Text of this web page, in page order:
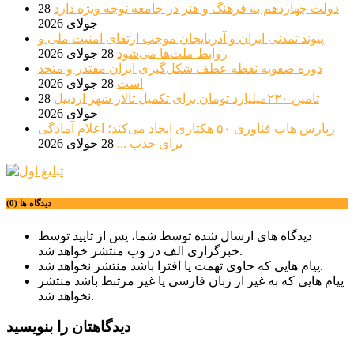
دولت چهاردهم به فرهنگ و هنر در جامعه توجه ویژه دارد 28
جولای 2026
پیوند تمدنی ایران و آذربایجان موجب ارتقای امنیت ملی و
روابط ملت‌ها می‌شود 28 جولای 2026
دوره صفویه نقطه عطف شکل‌گیری ایران مقتدر و متحد
است 28 جولای 2026
تامین ۲۳۰میلیارد تومان برای تکمیل تالار شهر اردبیل
28
جولای 2026
زپارس هاب فناوری ۵۰ هکتاری ایجاد می‌کند؛ اعلام آمادگی
برای جذب ... 28 جولای 2026
دیدگاه ها (0)
دیدگاه های ارسال شده توسط شما، پس از تایید توسط
خبرگزاری الف در وب منتشر خواهد شد.
پیام هایی که حاوی تهمت یا افترا باشد منتشر نخواهد شد.
پیام هایی که به غیر از زبان فارسی یا غیر مرتبط باشد منتشر
نخواهد شد.
دیدگاهتان را بنویسید